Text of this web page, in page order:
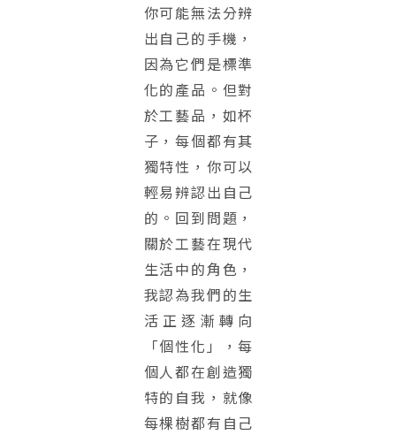
你可能無法分辨
出自己的手機，
因為它們是標準
化的產品。但對
於工藝品，如杯
子，每個都有其
獨特性，你可以
輕易辨認出自己
的。回到問題，
關於工藝在現代
生活中的角色，
我認為我們的生
活正逐漸轉向
「個性化」，每
個人都在創造獨
特的自我，就像
每棵樹都有自己